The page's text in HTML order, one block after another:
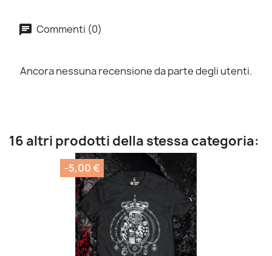
Commenti (0)
Ancora nessuna recensione da parte degli utenti.
16 altri prodotti della stessa categoria:
-5,00 €